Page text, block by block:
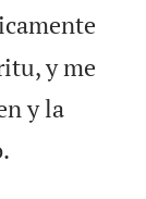
y me
y la